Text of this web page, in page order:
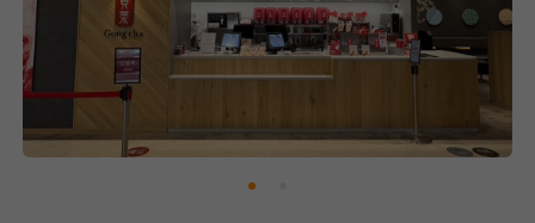
■勤務
職務を誠実に取り組み、他の従業員のお手本となるよ
うな勤務姿勢を見せる
■社員
社会人として自覚ある行動・振る舞いを意識し、円滑